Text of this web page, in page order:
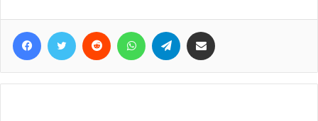
Facebook
Twitter Reddit WhatsAppTelegram